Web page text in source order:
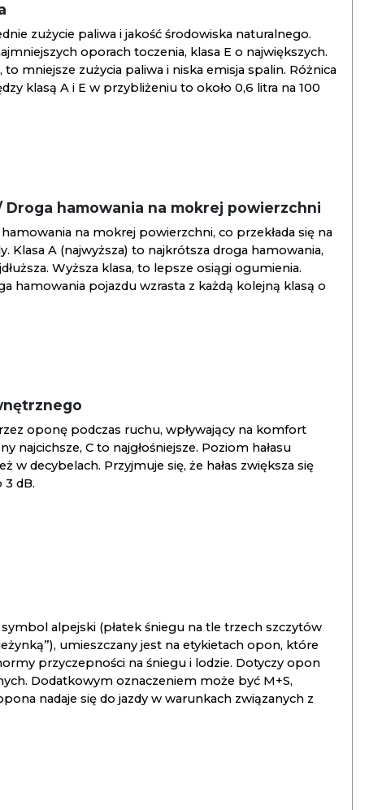
zużycie paliwa i jakość środowiska naturalnego.
oporach toczenia, klasa E o największych.
mniejsze zużycia paliwa i niska emisja spalin. Różnica
klasą A i E w przybliżeniu to około 0,6 litra na 100
hamowania na mokrej powierzchni
na mokrej powierzchni, co przekłada się na
Klasa A (najwyższa) to najkrótsza droga hamowania,
Wyższa klasa, to lepsze osiągi ogumienia.
hamowania pojazdu wzrasta z każdą kolejną klasą o
oponę podczas ruchu, wpływający na komfort
najcichsze, C to najgłośniejsze. Poziom hałasu
w decybelach. Przyjmuje się, że hałas zwiększa się
dB.
symbol alpejski (płatek śniegu na tle trzech szczytów
umieszczany jest na etykietach opon, które
przyczepności na śniegu i lodzie. Dotyczy opon
Dodatkowym oznaczeniem może być M+S,
nadaje się do jazdy w warunkach związanych z